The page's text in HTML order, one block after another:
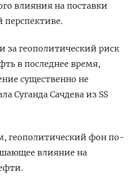
влияния на поставки
за геополитический риск
в последнее время,
существенно не
Суганда Сачдева из SS
геополитический фон по-
влияние на